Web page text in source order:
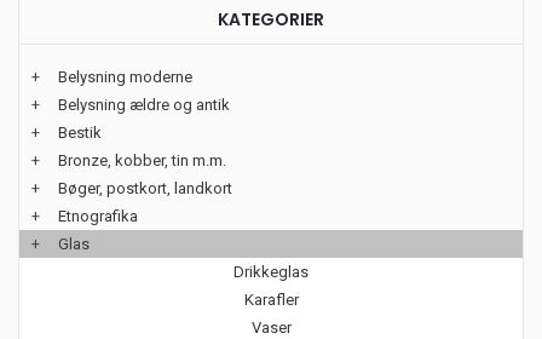
KATEGORIER
+
Belysning moderne
+
Belysning ældre og antik
+
Bestik
+
Bronze, kobber, tin m.m.
+
Bøger, postkort, landkort
+
Etnografika
+
Glas
Drikkeglas
Karafler
Vaser